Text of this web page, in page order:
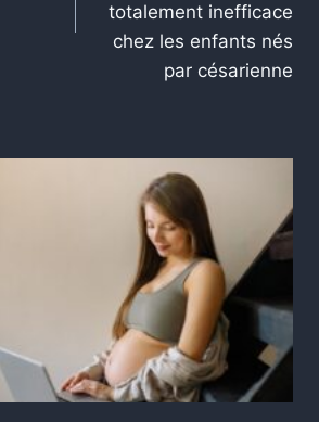
totalement inefficace
chez les enfants nés
par césarienne